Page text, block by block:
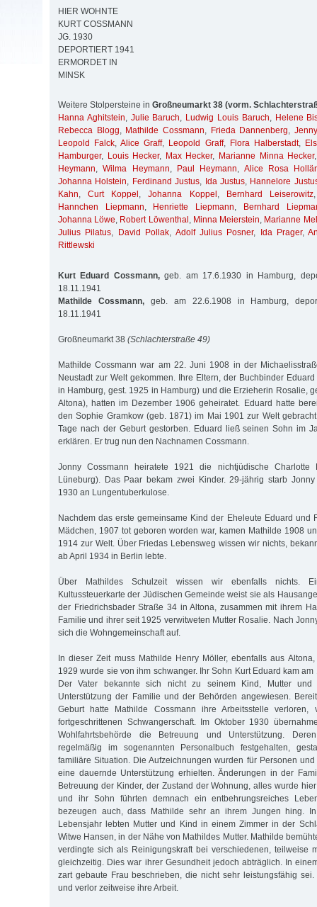
HIER WOHNTE
KURT COSSMANN
JG. 1930
DEPORTIERT 1941
ERMORDET IN
MINSK
Weitere Stolpersteine in Großneumarkt 38 (vorm.
Hanna Aghitstein, Julie Baruch, Ludwig Louis Baruch, Helene
Rebecca Blogg, Mathilde Cossmann, Frieda Dannenberg,
Leopold Falck,Alice Graff, Leopold Graff, Flora Halberstadt,
Hamburger, Louis Hecker, Max Hecker, Marianne Minna Hecker
Heymann,Wilma Heymann, Paul Heymann, Alice Rosa
Johanna Holstein, Ferdinand Justus, Ida Justus, Hannelore
Kahn,Curt Koppel ,Johanna Koppel , Bernhard Leiserowitz
Hannchen Liepmann, Henriette Liepmann,
Bernhard
Johanna Löwe, Robert Löwenthal , Minna Meierstein, Marianne
Julius Pilatus, David Pollak, Adolf Julius Posner, Ida Prager,
Rittlewski
Kurt Eduard Cossmann,geb. am 17.6.1930 in Hamburg,
18.11.1941
Mathilde Cossmann,geb. am 22.6.1908 in Hamburg,
18.11.1941
Großneumarkt 38 (Schlachterstraße 49)
Mathilde Cossmann war am 22. Juni 1908 in der
Neustadt zur Welt gekommen. Ihre Eltern, der Buchbinder
in Hamburg, gest. 1925 in Hamburg) und die Erzieherin Rosalie,
Altona), hatten im Dezember 1906 geheiratet. Eduard hatte
den Sophie Gramkow (geb. 1871) im Mai 1901 zur Welt
Tage nach der Geburt gestorben. Eduard ließ seinen Sohn im
erklären. Er trug nun den Nachnamen Cossmann.
Jonny Cossmann heiratete 1921 die nichtjüdische
Lüneburg). Das Paar bekam zwei Kinder. 29-jährig starb
1930 an Lungentuberkulose.
Nachdem das erste gemeinsame Kind der Eheleute Eduard und
Mädchen, 1907 tot geboren worden war, kamen Mathilde 1908
1914 zur Welt. Über Friedas Lebensweg wissen wir nichts,
ab April 1934 in Berlin lebte.
Über Mathildes Schulzeit wissen wir ebenfalls nichts.
Kultussteuerkarte der Jüdischen Gemeinde weist sie als
der Friedrichsbader Straße 34 in Altona, zusammen mit ihrem
Familie und ihrer seit 1925 verwitweten Mutter Rosalie. Nach
sich die Wohngemeinschaft auf.
In dieser Zeit muss Mathilde Henry Möller, ebenfalls aus
1929 wurde sie von ihm schwanger. Ihr Sohn Kurt Eduard kam
Der Vater bekannte sich nicht zu seinem Kind, Mutter
Unterstützung der Familie und der Behörden angewiesen.
Geburt hatte Mathilde Cossmann ihre Arbeitsstelle verloren,
fortgeschrittenen Schwangerschaft. Im Oktober 1930
Wohlfahrtsbehörde die Betreuung und Unterstützung.
regelmäßig im sogenannten Personalbuch festgehalten,
familiäre Situation. Die Aufzeichnungen wurden für Personen
eine dauernde Unterstützung erhielten. Änderungen in der
Betreuung der Kinder, der Zustand der Wohnung, alles wurde
und ihr Sohn führten demnach ein entbehrungsreiches
bezeugen auch, dass Mathilde sehr an ihrem Jungen hing.
Lebensjahr lebten Mutter und Kind in einem Zimmer in der
Witwe Hansen, in der Nähe von Mathildes Mutter. Mathilde
verdingte sich als Reinigungskraft bei verschiedenen, teilweise
gleichzeitig. Dies war ihrer Gesundheit jedoch abträglich. In
zart gebaute Frau beschrieben, die nicht sehr leistungsfähig
und verlor zeitweise ihre Arbeit.